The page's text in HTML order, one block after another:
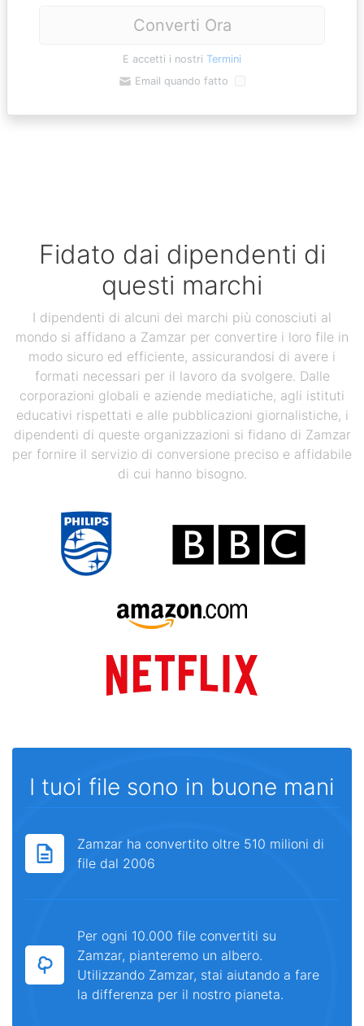
Converti Ora
E accetti i nostri Termini
Email quando fatto
Fidato dai dipendenti di
questi marchi
I dipendenti di alcuni dei marchi più conosciuti al
mondo si affidano a Zamzar per convertire i loro file in
modo sicuro ed efficiente, assicurandosi di avere i
formati necessari per il lavoro da svolgere. Dalle
corporazioni globali e aziende mediatiche, agli istituti
educativi rispettati e alle pubblicazioni giornalistiche, i
dipendenti di queste organizzazioni si fidano di Zamzar
per fornire il servizio di conversione preciso e affidabile
di cui hanno bisogno.
I tuoi file sono in buone mani
Zamzar ha convertito oltre 510 milioni di
file dal 2006
Per ogni 10.000 file convertiti su
Zamzar, pianteremo un albero.
Utilizzando Zamzar, stai aiutando a fare
la differenza per il nostro pianeta.